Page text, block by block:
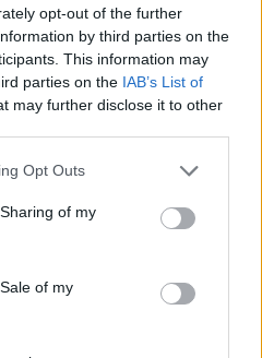
opt-out of the further
by third parties on the
This information may
parties on the IAB’s List of
may further disclose it to other
Opt Outs
of my
of my